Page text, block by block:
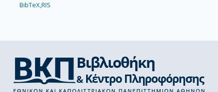
BibTeX,RIS